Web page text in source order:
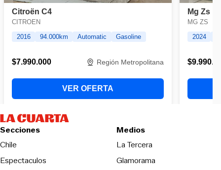
Secciones
Chile
Espectaculos
Medios
La TerceraOpens in new
Glamorama